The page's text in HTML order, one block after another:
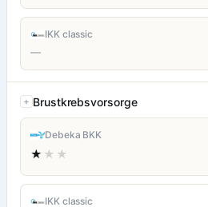
IKK classic
—
Brustkrebsvorsorge
Debeka BKK
★ ★★
IKK classic